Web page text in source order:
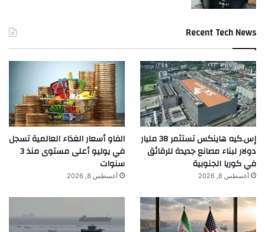
Recent Tech News
إس.كيه هاينكس تستثمر 38 مليار
دولار لبناء مصانع جديدة للرقائق
في كوريا الجنوبية
أغسطس 8, 2026
الفاو أسعار الغذاء العالمية تسجل
في يوليو أعلى مستوى منذ 3
سنوات
أغسطس 8, 2026